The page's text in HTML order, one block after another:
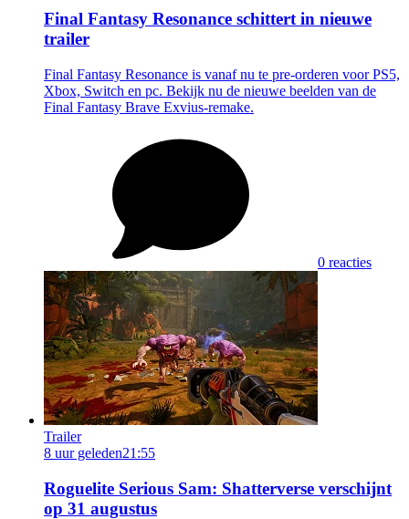
Final Fantasy Resonance schittert in nieuwe
trailer
Final Fantasy Resonance is vanaf nu te pre-orderen voor PS5,
Xbox, Switch en pc. Bekijk nu de nieuwe beelden van de
Final Fantasy Brave Exvius-remake.
0 reacties
Trailer
8 uur geleden21:55
Roguelite Serious Sam: Shatterverse verschijnt
op 31 augustus